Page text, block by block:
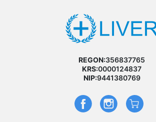
REGON:356837765
KRS:0000124837
NIP:9441380769